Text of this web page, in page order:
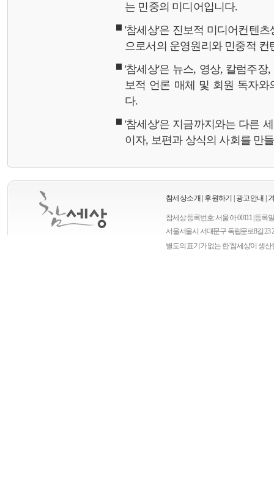
는 민중의 미디어입니다.
'참세상'은 진보적 미디어컨텐
으로서의 운영원리와 민중적
'참세상'은 뉴스, 영상, 칼럼주
보적 언론 매체 및 회원 독자와
다.
'참세상'은 지금까지와는 다른
이자, 보편과 상식의 사회를 만
참세상소개 후원하기 광고안내
참세상 등록번호: 서울 아 00111 | 등록
서울서울시 서대문구 독립문로8길 23
별도의 표기가 없는 한 '참세상'이 생